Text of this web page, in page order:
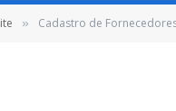
» Cadastro de